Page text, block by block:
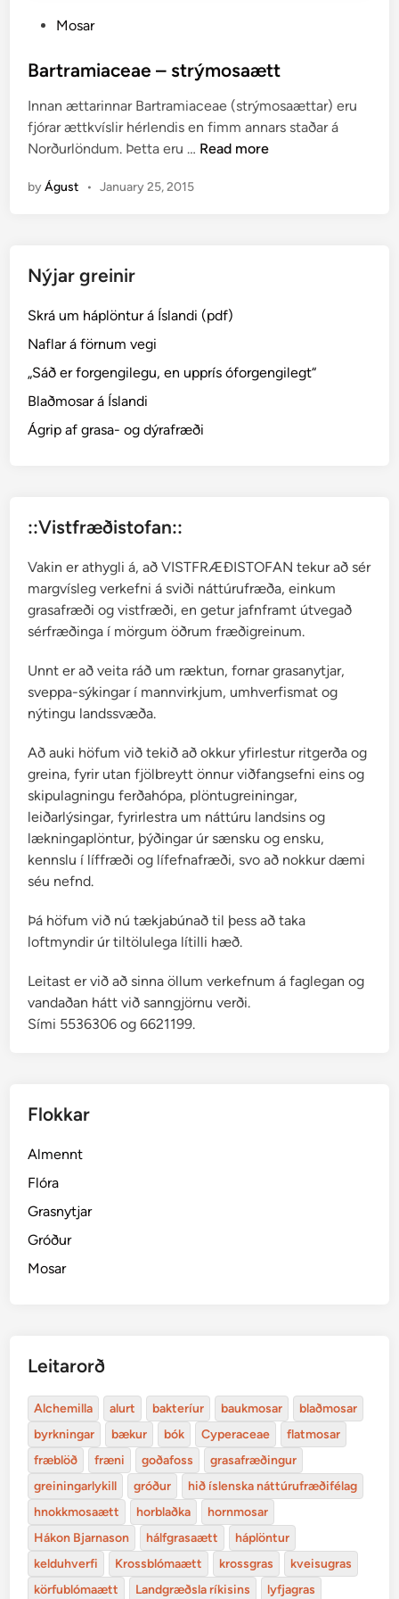
s
e
d
i
Mosar
Bartramiaceae – strýmosaætt
Innan ættarinnar Bartramiaceae (strýmosaættar) eru
fjórar ættkvíslir hérlendis en fimm annars staðar á
Norðurlöndum. Þetta eru … B
a
a
–
s
a
æ
t
t
Read more
byÁgust • January 25, 2015
Nýjar greinir
Skrá um háplöntur á Íslandi (pdf)
Naflar á förnum vegi
„Sáð er forgengilegu, en upprís óforgengilegt“
Blaðmosar á Íslandi
Ágrip af grasa- og dýrafræði
::Vistfræðistofan::
Vakin er athygli á, að VISTFRÆÐISTOFAN tekur að sér
margvísleg verkefni á sviði náttúrufræða, einkum
grasafræði og vistfræði, en getur jafnframt útvegað
sérfræðinga í mörgum öðrum fræðigreinum.
Unnt er að veita ráð um ræktun, fornar grasanytjar,
sveppa-sýkingar í mannvirkjum, umhverfismat og
nýtingu landssvæða.
Að auki höfum við tekið að okkur yfirlestur ritgerða og
greina, fyrir utan fjölbreytt önnur viðfangsefni eins og
skipulagningu ferðahópa, plöntugreiningar,
leiðarlýsingar, fyrirlestra um náttúru landsins og
lækningaplöntur, þýðingar úr sænsku og ensku,
kennslu í líffræði og lífefnafræði, svo að nokkur dæmi
séu nefnd.
Þá höfum við nú tækjabúnað til þess að taka
loftmyndir úr tiltölulega lítilli hæð.
Leitast er við að sinna öllum verkefnum á faglegan og
vandaðan hátt við sanngjörnu verði.
Sími 5536306 og 6621199.
Flokkar
Almennt
Flóra
Grasnytjar
Gróður
Mosar
Leitarorð
Alchemilla alurt bakteríur baukmosar
blaðmosar
byrkningar
bækur bók Cyperaceae
flatmosar
fræblöð
fræni goðafoss
grasafræðingur
greiningarlykill
gróður
hið íslenska náttúrufræðifélag
hnokkmosaætt
horblaðka
hornmosar
Hákon Bjarnason
hálfgrasaætt
háplöntur
kelduhverfi
Krossblómaætt krossgras
kveisugras
körfublómaætt
Landgræðsla ríkisins lyfjagras